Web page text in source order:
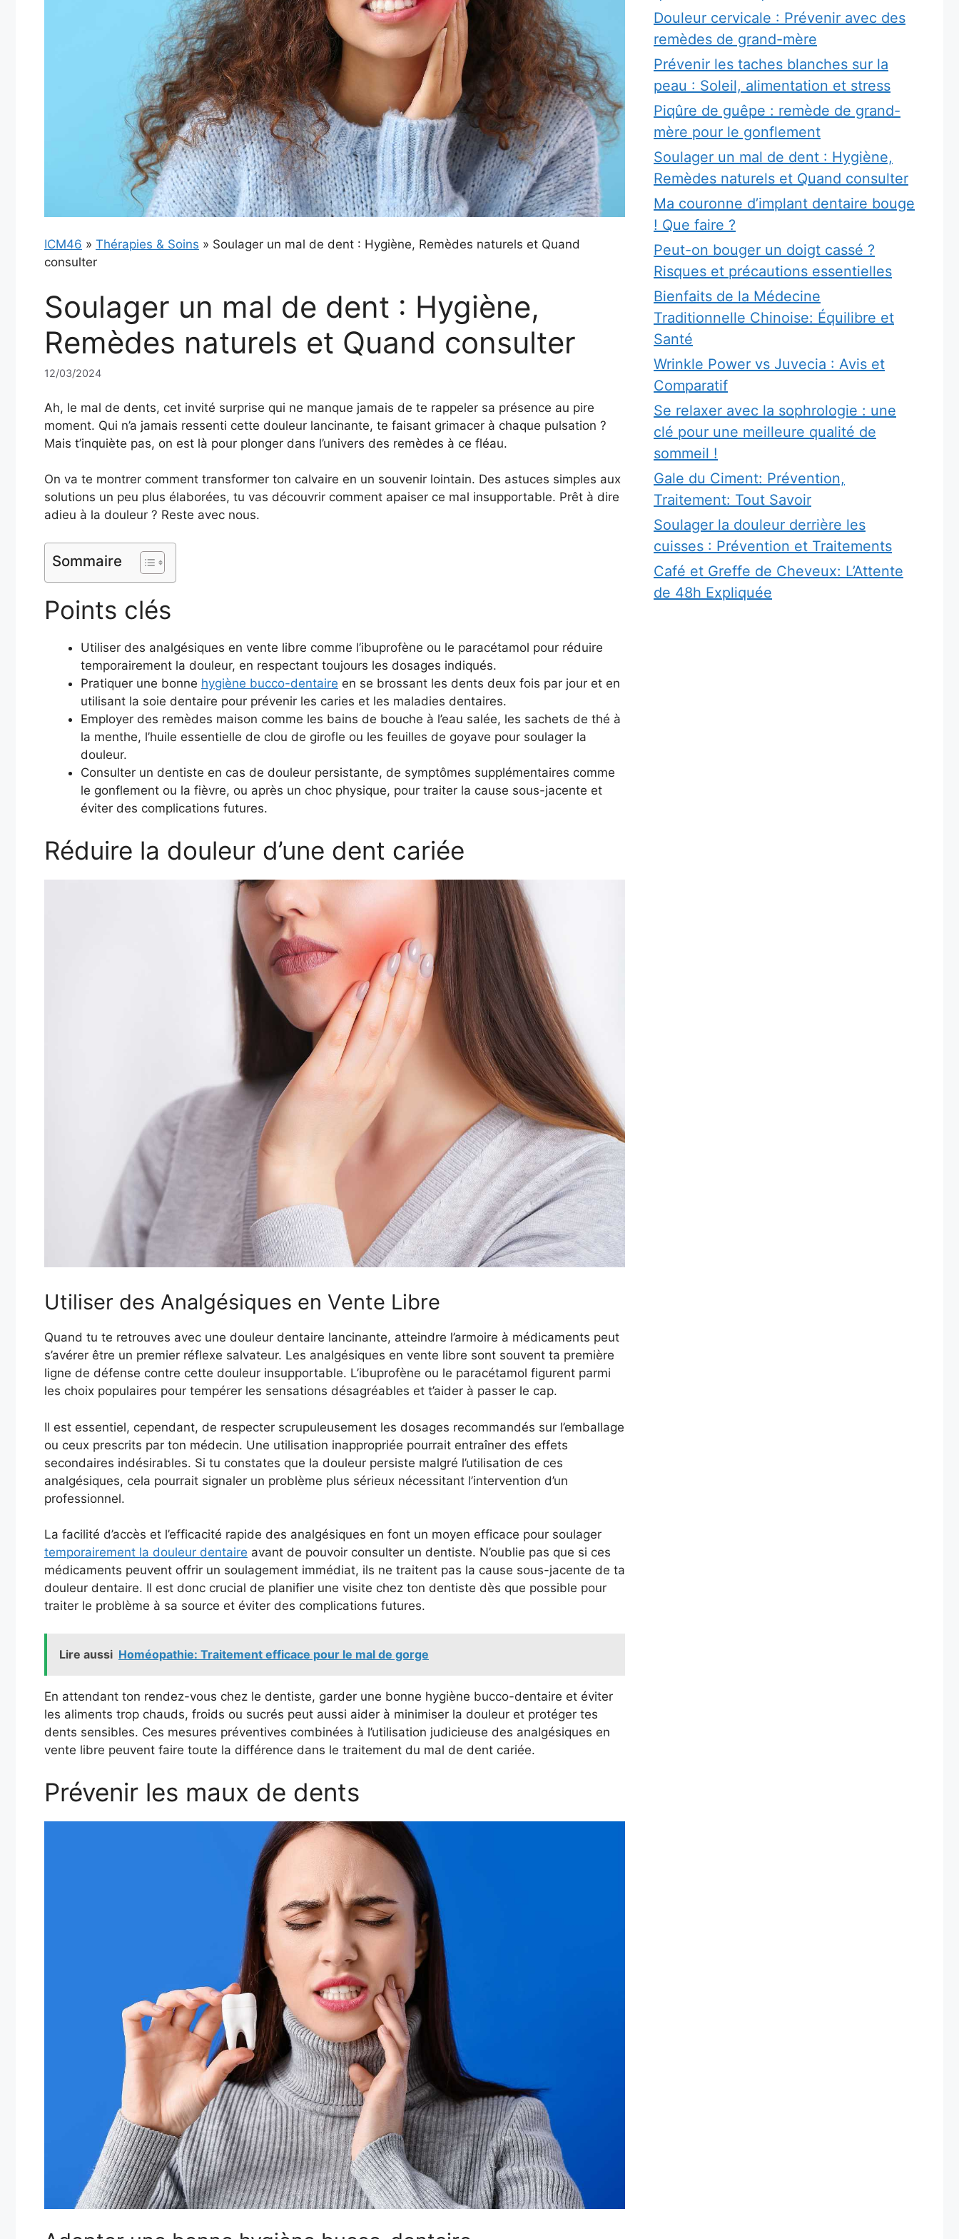
ICM46 » Thérapies & Soins » Soulager un mal de dent : Hygiène, Remèdes naturels et Quand
consulter
Soulager un mal de dent : Hygiène,
Remèdes naturels et Quand consulter
12/03/2024
Ah, le mal de dents, cet invité surprise qui ne manque jamais de te rappeler sa présence au pire
moment. Qui n’a jamais ressenti cette douleur lancinante, te faisant grimacer à chaque pulsation ?
Mais t’inquiète pas, on est là pour plonger dans l’univers des remèdes à ce fléau.
On va te montrer comment transformer ton calvaire en un souvenir lointain. Des astuces simples aux
solutions un peu plus élaborées, tu vas découvrir comment apaiser ce mal insupportable. Prêt à dire
adieu à la douleur ? Reste avec nous.
Sommaire
Points clés
Utiliser des analgésiques en vente libre comme l’ibuprofène ou le paracétamol pour réduire
temporairement la douleur, en respectant toujours les dosages indiqués.
Pratiquer une bonne hygiène bucco-dentaire en se brossant les dents deux fois par jour et en
utilisant la soie dentaire pour prévenir les caries et les maladies dentaires.
Employer des remèdes maison comme les bains de bouche à l’eau salée, les sachets de thé à
la menthe, l’huile essentielle de clou de girofle ou les feuilles de goyave pour soulager la
douleur.
Consulter un dentiste en cas de douleur persistante, de symptômes supplémentaires comme
le gonflement ou la fièvre, ou après un choc physique, pour traiter la cause sous-jacente et
éviter des complications futures.
Réduire la douleur d’une dent cariée
Utiliser des Analgésiques en Vente Libre
Quand tu te retrouves avec une douleur dentaire lancinante, atteindre l’armoire à médicaments peut
s’avérer être un premier réflexe salvateur. Les analgésiques en vente libre sont souvent ta première
ligne de défense contre cette douleur insupportable. L’ibuprofène ou le paracétamol figurent parmi
les choix populaires pour tempérer les sensations désagréables et t’aider à passer le cap.
Il est essentiel, cependant, de respecter scrupuleusement les dosages recommandés sur l’emballage
ou ceux prescrits par ton médecin. Une utilisation inappropriée pourrait entraîner des effets
secondaires indésirables. Si tu constates que la douleur persiste malgré l’utilisation de ces
analgésiques, cela pourrait signaler un problème plus sérieux nécessitant l’intervention d’un
professionnel.
La facilité d’accès et l’efficacité rapide des analgésiques en font un moyen efficace pour soulager
temporairement la douleur dentaire avant de pouvoir consulter un dentiste. N’oublie pas que si ces
médicaments peuvent offrir un soulagement immédiat, ils ne traitent pas la cause sous-jacente de ta
douleur dentaire. Il est donc crucial de planifier une visite chez ton dentiste dès que possible pour
traiter le problème à sa source et éviter des complications futures.
Lire aussi Homéopathie: Traitement efficace pour le mal de gorge
En attendant ton rendez-vous chez le dentiste, garder une bonne hygiène bucco-dentaire et éviter
les aliments trop chauds, froids ou sucrés peut aussi aider à minimiser la douleur et protéger tes
dents sensibles. Ces mesures préventives combinées à l’utilisation judicieuse des analgésiques en
vente libre peuvent faire toute la différence dans le traitement du mal de dent cariée.
Prévenir les maux de dents
Douleur cervicale : Prévenir avec des
remèdes de grand-mère
Prévenir les taches blanches sur la
peau : Soleil, alimentation et stress
Piqûre de guêpe : remède de grand-
mère pour le gonflement
Soulager un mal de dent : Hygiène,
Remèdes naturels et Quand consulter
Ma couronne d’implant dentaire bouge
! Que faire ?
Peut-on bouger un doigt cassé ?
Risques et précautions essentielles
Bienfaits de la Médecine
Traditionnelle Chinoise: Équilibre et
Santé
Wrinkle Power vs Juvecia : Avis et
Comparatif
Se relaxer avec la sophrologie : une
clé pour une meilleure qualité de
sommeil !
Gale du Ciment: Prévention,
Traitement: Tout Savoir
Soulager la douleur derrière les
cuisses : Prévention et Traitements
Café et Greffe de Cheveux: L’Attente
de 48h Expliquée